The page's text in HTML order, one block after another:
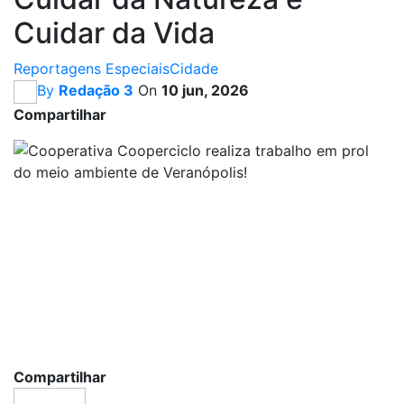
Cuidar da Vida
Reportagens EspeciaisCidade
By Redação 3 On 10 jun, 2026
Compartilhar
Compartilhar